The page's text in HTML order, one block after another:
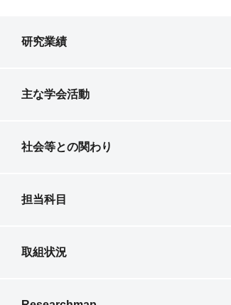
研究業績
主な学会活動
社会等との関わり
担当科目
取組状況